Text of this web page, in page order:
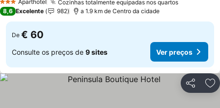
3 EstrelasAparthotel Cozinhas totalmente equipadas nos quartosVer preços
8,6 Excelente 982 a 1.9 km de Centro da cidade
De € 60
Consulte os preços de 9 sites Ver preços
Partilhar